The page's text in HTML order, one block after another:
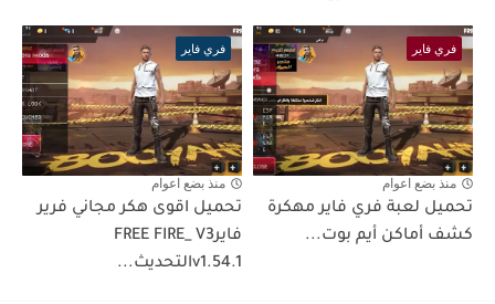
فري فاير
منذ بضع اعوام
تحميل لعبة فري فاير مهكرة
كشف أماكن أيم بوت...
فري فاير
منذ بضع اعوام
تحميل اقوى هكر مجاني فرير
فايرFREE FIRE_ V3
v1.54.1التحديث...